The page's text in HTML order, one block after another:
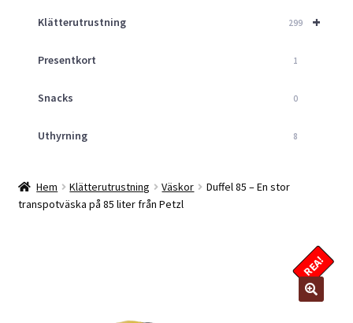
+
Klätterutrustning 299
Presentkort 1
Snacks 0
Uthyrning 8
Hem Klätterutrustning Väskor
Duffel 85 – En stor
transpotväska på 85 liter från Petzl
REA!